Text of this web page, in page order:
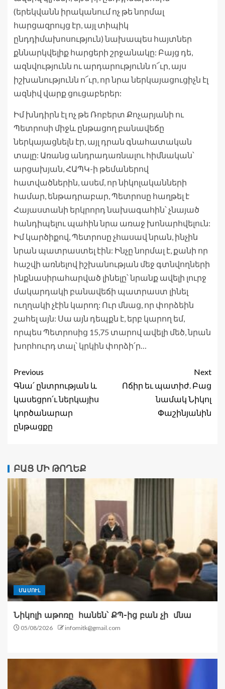
(երեկվանն իրականում ոչ թե նորմալ
հարցազրույց էր, այլ տիպիկ
ընդդիմախոսություն) նախապես հայտներ
քննարկվելիք հարցերի շրջանակը: Բայց դե,
ազնվությունն ու արդարությունն ո՜ւր, այս
իշխանությունն ո՜ւր, որ նրա ներկայացուցիչն էլ
ազնիվ վարք ցուցաբերեր:
Իմ խնդիրն էլ ոչ թե Ռոբերտ Քոչարյանի ու
Պետրոսի միջև ընթացող բանավեճը
ներկայացնելն էր, այլ դրան գնահատական
տալը: Առանց անդրադառնալու հիմնական՝
արցախյան, ՀԱՊԿ-ի թեմաներով
հատվածներին, ասեմ, որ նիկոլականների
համար, ենթադրաբար, Պետրոսը հաղթել է
Հայաստանի երկրորդ նախագահին՝ չնայած
հանդիպելու պահին նրա առաջ խոնարհվելուն:
Իմ կարծիքով, Պետրոսը չհասավ նրան, ինչին
նրան պատրաստել էին: Ինչը նորմալ է, քանի որ
հաշվի առնելով իշխանության մեջ գտնվողների
ինքնասիրահարված լինելը՝ նրանք ավելի լուրջ
մակարդակի բանավեճի պատրաստ լինել
ուղղակի չէին կարող: Ուր մնաց, որ փորձեին
շահել այն: Սա այն դեպքն է, երբ կարող եմ,
որպես Պետրոսից 15,75 տարով ավելի մեծ, նրան
խորհուրդ տալ՝ կրկին փորձի՛ր…
Previous
Գնա՛ ընտրության և
կասեցրո՛ւ ներկայիս
կործանարար
ընթացքը
Next
Ոճիր եւ պատիժ. Բաց
նամակ Նիկոլ
Փաշինյանին
ԲԱՑ ՄԻ ԹՈՂԵՔ
ՄԱՄՈՒԼ
Նիկոլի աթոռը հանեն՝ ՔՊ-ից բան չի մնա
05/08/2026 infomitk@gmail.com